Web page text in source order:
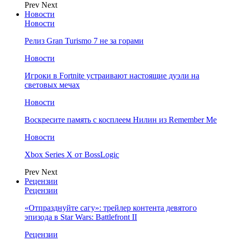
Prev Next
Новости
Новости
Релиз Gran Turismo 7 не за горами
Новости
Игроки в Fortnite устраивают настоящие дуэли на
световых мечах
Новости
Воскресите память с косплеем Нилин из Remember Me
Новости
Xbox Series X от BossLogic
Prev Next
Рецензии
Рецензии
«Отпразднуйте сагу»: трейлер контента девятого
эпизода в Star Wars: Battlefront II
Рецензии